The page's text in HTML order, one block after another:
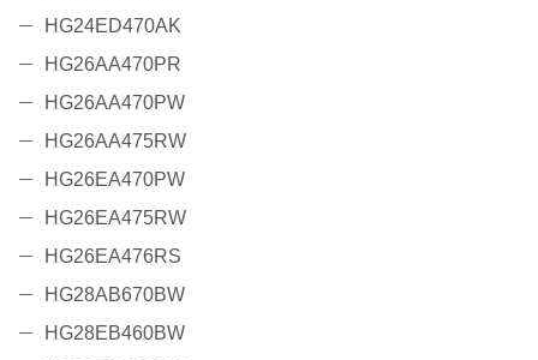
HG24ED470AK
HG26AA470PR
HG26AA470PW
HG26AA475RW
HG26EA470PW
HG26EA475RW
HG26EA476RS
HG28AB670BW
HG28EB460BW